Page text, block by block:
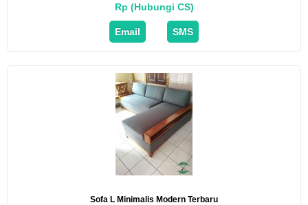
Rp (Hubungi CS)
Email SMS
Sofa L Minimalis Modern Terbaru